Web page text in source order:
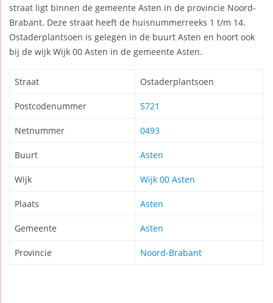
straat ligt binnen de gemeente Asten in de provincie Noord-
Brabant. Deze straat heeft de huisnummerreeks 1 t/m 14.
Ostaderplantsoen is gelegen in de buurt Asten en hoort ook
bij de wijk Wijk 00 Asten in de gemeente Asten.
Straat Ostaderplantsoen
Postcodenummer 5721
Netnummer 0493
Buurt Asten
Wijk Wijk 00 Asten
Plaats Asten
Gemeente Asten
Provincie Noord-Brabant